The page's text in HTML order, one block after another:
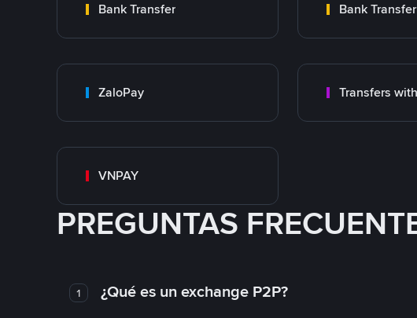
Bank Transfer Bank
ZaloPay
VNPAY
PREGUNTAS
1 ¿Qué es un exchange P2P?